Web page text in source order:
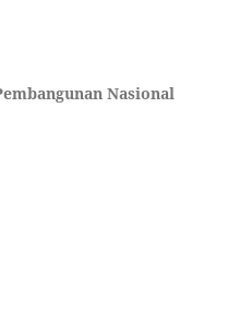
Nasional